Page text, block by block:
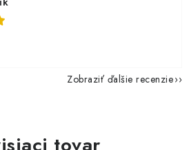
Zobraziť ďalšie recenzie